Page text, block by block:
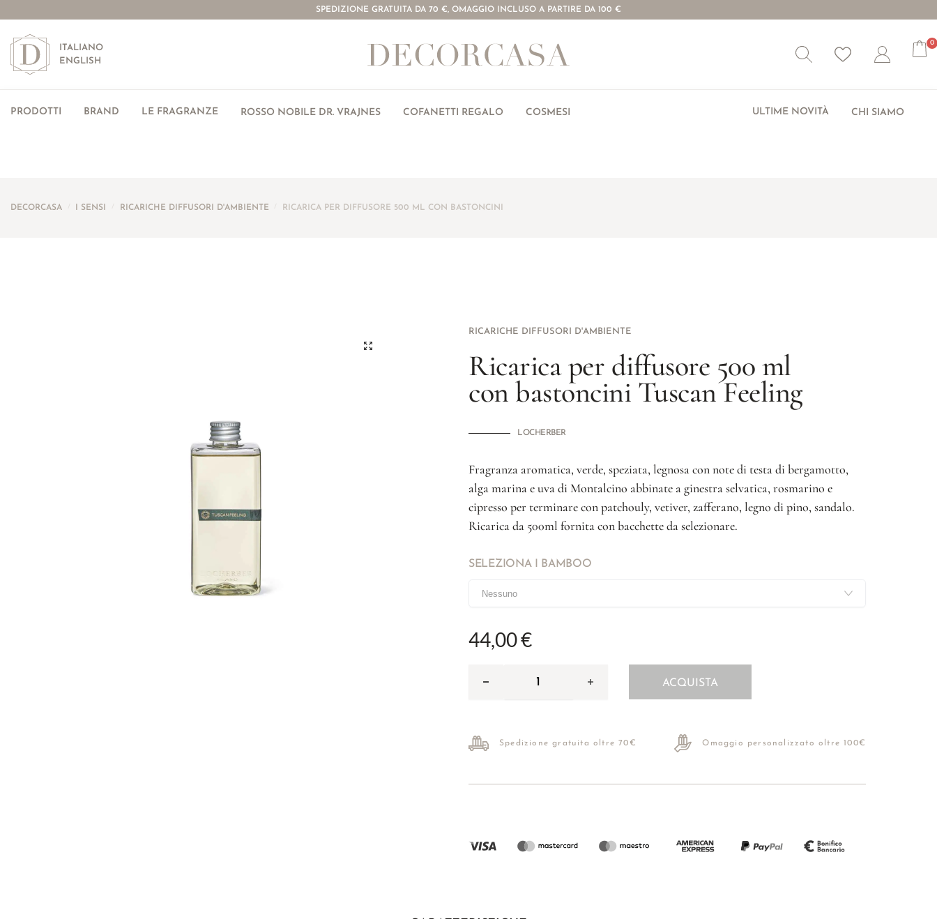
SPEDIZIONE GRATUITA DA 70 €, OMAGGIO INCLUSO A PARTIRE DA 100 €
ITALIANO
ENGLISH
Wishlist Account
0
PRODOTTI BRAND LE FRAGRANZE ROSSO NOBILE DR. VRAJNES COFANETTI REGALO COSMESI ULTIME NOVITÀ CHI SIAMO
DECORCASA I SENSI RICARICHE DIFFUSORI D'AMBIENTE RICARICA PER DIFFUSORE 500 ML CON BASTONCINI
RICARICHE DIFFUSORI D'AMBIENTE
Ricarica per diffusore 500 ml
con bastoncini Tuscan Feeling
LOCHERBER
Fragranza aromatica, verde, speziata, legnosa con note di testa di bergamotto,
alga marina e uva di Montalcino abbinate a ginestra selvatica, rosmarino e
cipresso per terminare con patchouly, vetiver, zafferano, legno di pino, sandalo.
Ricarica da 500ml fornita con bacchette da selezionare.
SELEZIONA I BAMBOO
44,00 €
ACQUISTA
Spedizione gratuita oltre 70€ Omaggio personalizzato oltre 100€